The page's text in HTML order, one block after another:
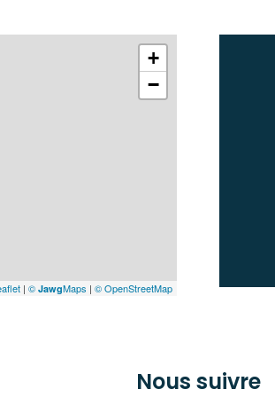
+
−
| © JawgMaps | © OpenStreetMap
Nous suivre